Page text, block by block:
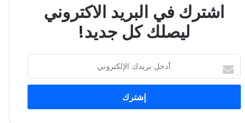
اشترك في البريد الاكتروني
ليصلك كل جديد!
بريدك